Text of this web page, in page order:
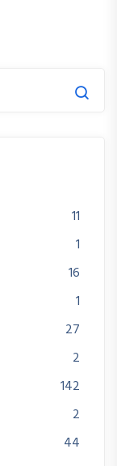
11
1
16
1
27
2
142
2
44